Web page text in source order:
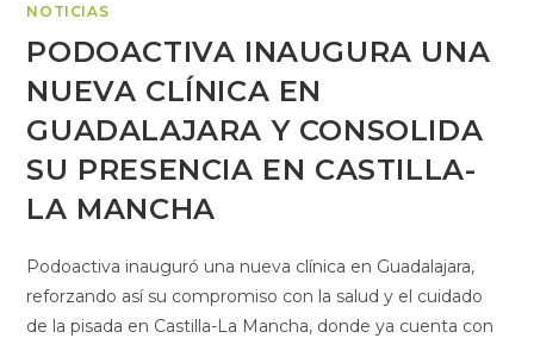
NOTICIAS
PODOACTIVA INAUGURA UNA
NUEVA CLÍNICA EN
GUADALAJARA Y CONSOLIDA
SU PRESENCIA EN CASTILLA-
LA MANCHA
Podoactiva inauguró una nueva clínica en Guadalajara,
reforzando así su compromiso con la salud y el cuidado
de la pisada en Castilla-La Mancha, donde ya cuenta con